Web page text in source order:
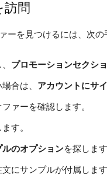
問
ーを見つけるには、次の
プロモーションセクシ
合は、 アカウントにサ
ァーを確認します。
す。
ルのオプションを探します
にサンプルが付属します